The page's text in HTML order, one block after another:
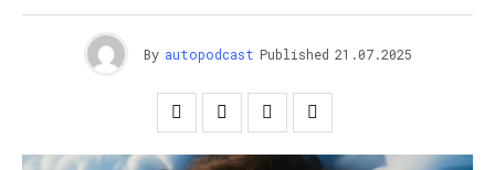
By autopodcast Published 21.07.2025